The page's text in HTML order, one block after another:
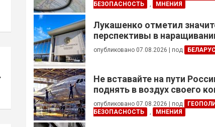
БЕЗОПАСНОСТЬ
, МНЕНИЯ
Лукашенко отметил
перспективы в
реализации проектов с
опубликовано 07.08.2026 под
Не вставайте на пути
поднять в воздух своего
опубликовано 07.08.2026 под
БЕЗОПАСНОСТЬ
, МНЕНИЯ